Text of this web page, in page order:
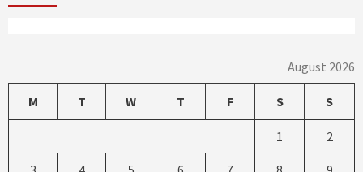
August 2026
M T W T F S S
1 2